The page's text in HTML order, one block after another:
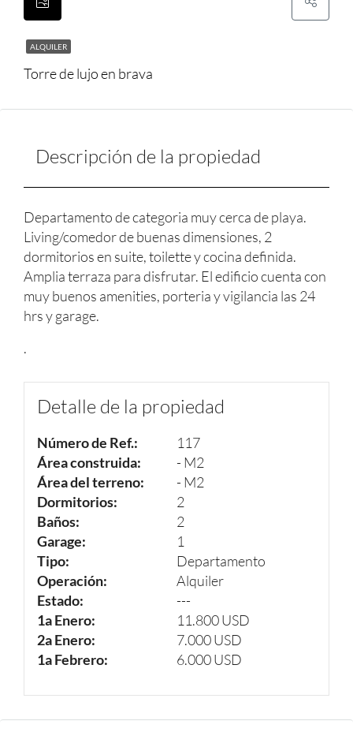
ALQUILER
Torre de lujo en brava
Descripción de la propiedad
Departamento de categoria muy cerca de playa.
Living/comedor de buenas dimensiones, 2
dormitorios en suite, toilette y cocina definida.
Amplia terraza para disfrutar. El edificio cuenta con
muy buenos amenities, porteria y vigilancia las 24
hrs y garage.
.
Detalle de la propiedad
Número de Ref.:
117
Área construida:
- M2
Área del terreno:
- M2
Dormitorios:
2
Baños:
2
Garage:
1
Tipo:
Departamento
Operación:
Alquiler
Estado:
---
1a Enero:
11.800 USD
2a Enero:
7.000 USD
1a Febrero:
6.000 USD